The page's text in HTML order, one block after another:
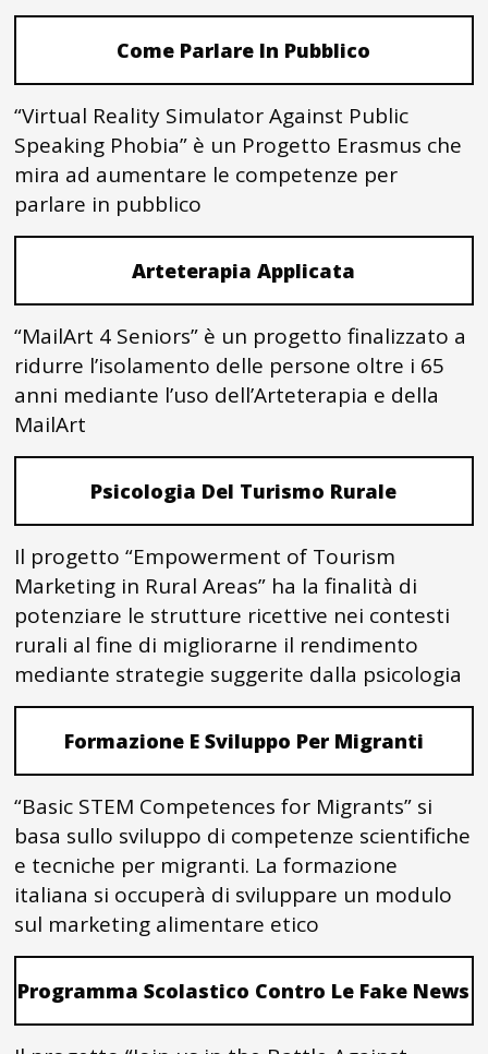
Come Parlare In Pubblico
“Virtual Reality Simulator Against Public
Speaking Phobia” è un Progetto Erasmus che
mira ad aumentare le competenze per
parlare in pubblico
Arteterapia Applicata
“MailArt 4 Seniors” è un progetto finalizzato a
ridurre l’isolamento delle persone oltre i 65
anni mediante l’uso dell’Arteterapia e della
MailArt
Psicologia Del Turismo Rurale
Il progetto “Empowerment of Tourism
Marketing in Rural Areas” ha la finalità di
potenziare le strutture ricettive nei contesti
rurali al fine di migliorarne il rendimento
mediante strategie suggerite dalla psicologia
Formazione E Sviluppo Per Migranti
“Basic STEM Competences for Migrants” si
basa sullo sviluppo di competenze scientifiche
e tecniche per migranti. La formazione
italiana si occuperà di sviluppare un modulo
sul marketing alimentare etico
Programma Scolastico Contro Le Fake News